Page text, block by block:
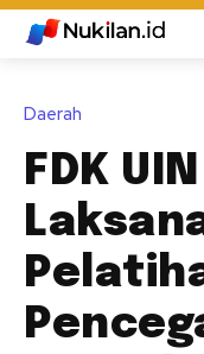
Daerah
FDK